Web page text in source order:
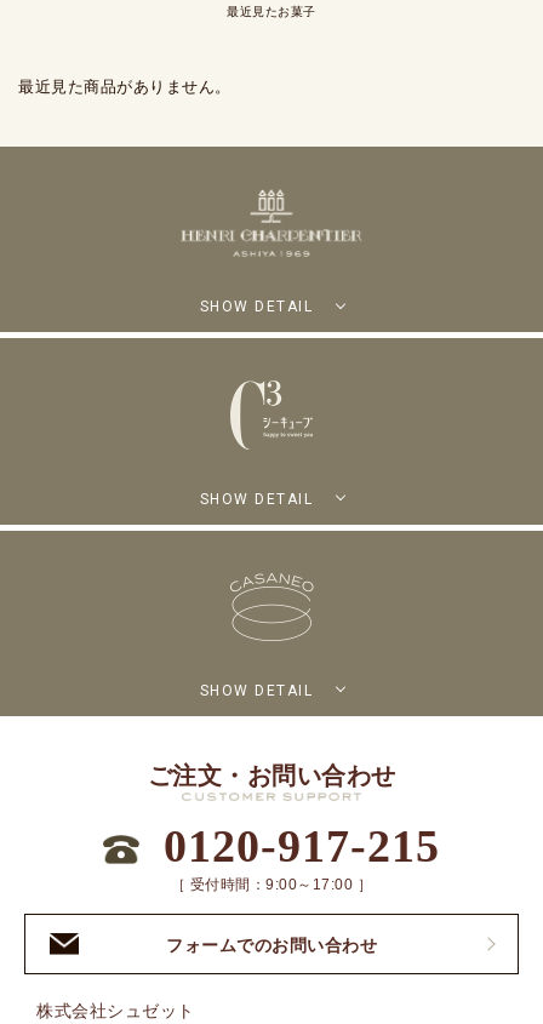
最近見たお菓子
最近見た商品がありません。
SHOW DETAIL
SHOW DETAIL
SHOW DETAIL
ご注文・お問い合わせ
0120-917-215
［ 受付時間：9:00～17:00 ］
フォームでのお問い合わせ
株式会社シュゼット